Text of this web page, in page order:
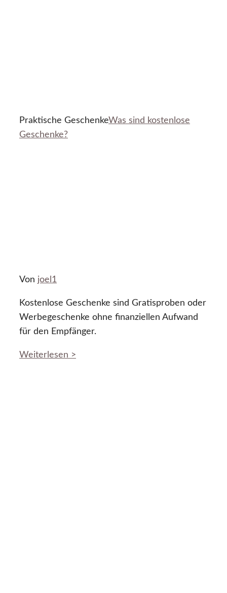
Praktische GeschenkeWas sind kostenlose
Geschenke?
Von joel1
Kostenlose Geschenke sind Gratisproben oder
Werbegeschenke ohne finanziellen Aufwand
für den Empfänger.
Weiterlesen >